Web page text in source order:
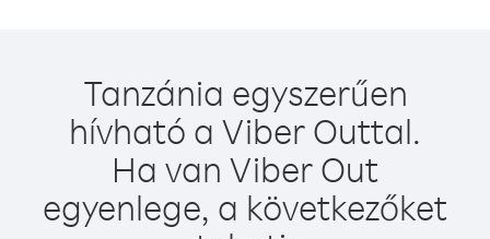
Tanzánia egyszerűen
hívható a Viber Outtal.
Ha van Viber Out
egyenlege, a következőket